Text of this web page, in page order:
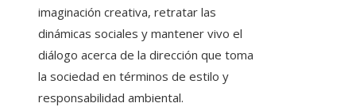
imaginación creativa, retratar las
dinámicas sociales y mantener vivo el
diálogo acerca de la dirección que toma
la sociedad en términos de estilo y
responsabilidad ambiental.